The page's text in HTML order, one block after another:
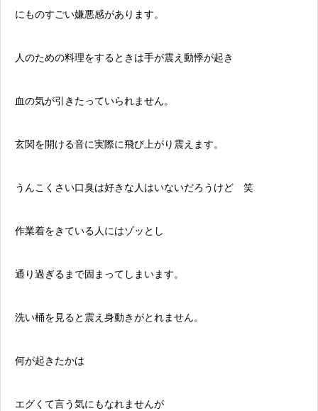
にものすごい嫌悪感があります。
人のための料理をするときは手が震え動悸が起き
血の気が引きたっていられません。
玄関を開ける音に実際に飛び上がり震えます。
うんこくさい口臭は好きな人はいないだろうけど 笑
作業着をきている人にはゾッとし
通り過ぎるまで固まってしまいます。
洗い桶を見ると震え身動きがとれません。
何が起きたかは
エグくて言う気にもなれませんが